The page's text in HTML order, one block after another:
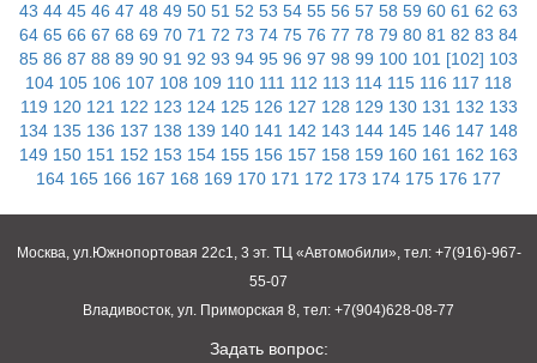
43 44 45 46 47 48 49 50 51 52 53 54 55 56 57 58 59 60 61 62 63
64 65 66 67 68 69 70 71 72 73 74 75 76 77 78 79 80 81 82 83 84
85 86 87 88 89 90 91 92 93 94 95 96 97 98 99 100 101 [102] 103
104 105 106 107 108 109 110 111 112 113 114 115 116 117 118
119 120 121 122 123 124 125 126 127 128 129 130 131 132 133
134 135 136 137 138 139 140 141 142 143 144 145 146 147 148
149 150 151 152 153 154 155 156 157 158 159 160 161 162 163
164 165 166 167 168 169 170 171 172 173 174 175 176 177
Москва, ул.Южнопортовая 22с1, 3 эт. ТЦ «Автомобили», тел: +7(916)-967-
55-07
Владивосток, ул. Приморская 8, тел: +7(904)628-08-77
Задать вопрос: